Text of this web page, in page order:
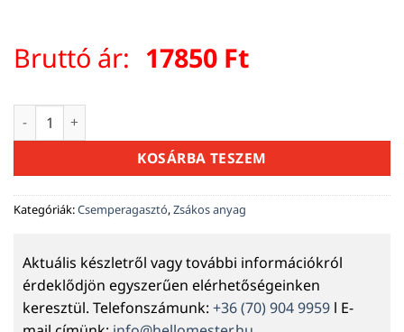
Bruttó ár: 17850 Ft
Mapei Ultralite S2 – prémium, ultrakönnyű csempére
KOSÁRBA TESZEM
Kategóriák:Csemperagasztó,Zsákos anyag
Aktuális készletről vagy további információkról
érdeklődjön egyszerűen elérhetőségeinken
keresztül. Telefonszámunk: +36 (70) 904 9959 l E-